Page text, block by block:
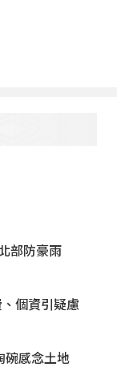
部防豪雨
個資引疑慮
碗感念土地